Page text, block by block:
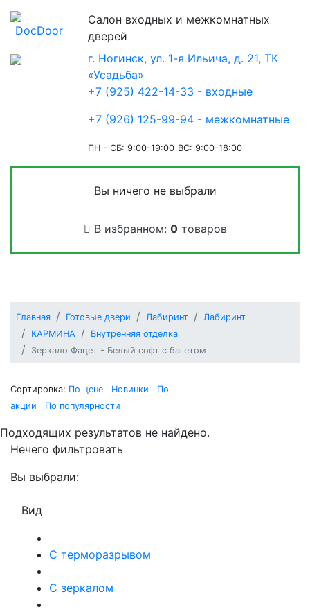
Салон входных и межкомнатных
дверей
г. Ногинск, ул. 1-я Ильича, д. 21, ТК
«Усадьба»
+7 (925) 422-14-33 - входные
+7 (926) 125-99-94 - межкомнатные
ПН - СБ: 9:00-19:00 ВС: 9:00-18:00
Вы ничего не выбрали
В избранном: 0товаров
Главная Готовые двери Лабиринт
Лабиринт
КАРМИНА
Внутренняя отделка
Зеркало Фацет - Белый софт с багетом
Сортировка: По цене Новинки
По
акции
По популярности
Подходящих результатов не найдено.
Нечего фильтровать
Вы выбрали:
Вид
С терморазрывом
С зеркалом